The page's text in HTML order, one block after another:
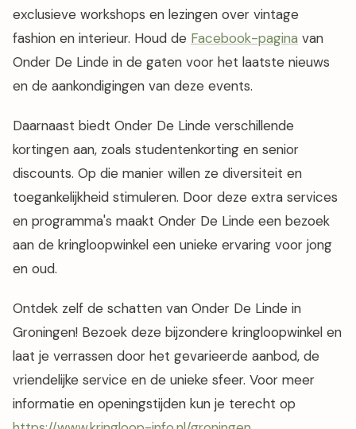
exclusieve workshops en lezingen over vintage
fashion en interieur. Houd de Facebook-pagina van
Onder De Linde in de gaten voor het laatste nieuws
en de aankondigingen van deze events.
Daarnaast biedt Onder De Linde verschillende
kortingen aan, zoals studentenkorting en senior
discounts. Op die manier willen ze diversiteit en
toegankelijkheid stimuleren. Door deze extra services
en programma's maakt Onder De Linde een bezoek
aan de kringloopwinkel een unieke ervaring voor jong
en oud.
Ontdek zelf de schatten van Onder De Linde in
Groningen! Bezoek deze bijzondere kringloopwinkel en
laat je verrassen door het gevarieerde aanbod, de
vriendelijke service en de unieke sfeer. Voor meer
informatie en openingstijden kun je terecht op